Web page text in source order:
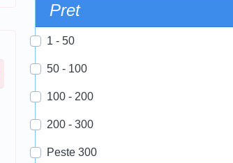
Pret
1 - 50
50 - 100
100 - 200
200 - 300
Peste 300